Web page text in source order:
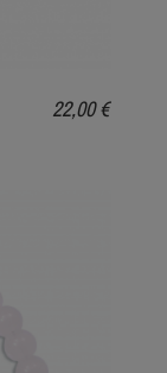
22,00 €